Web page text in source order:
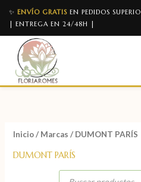
✨ ENVÍO GRATIS EN PEDIDOS
| ENTREGA EN 24/48H |
Inicio/ Marcas / DUMONT PARÍS
DUMONT PARÍS